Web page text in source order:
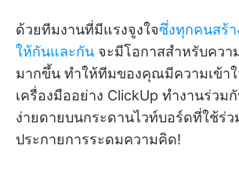
ด้วยทีมงานที่มีแรงจูงใจซึ่งทุกคนสร้า
ให้กันและกัน จะมีโอกาสสำหรับควา
มากขึ้น ทำให้ทีมของคุณมีความเข้า
เครื่องมืออย่าง ClickUp ทำงานร่วม
ง่ายดายบนกระดานไวท์บอร์ดที่ใช้ร่
ประกายการระดมความคิด!